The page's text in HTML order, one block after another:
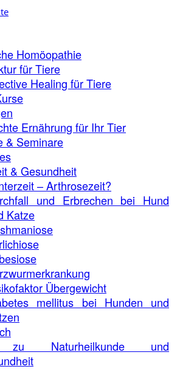
Homöopathie
für Tiere
Healing für Tiere
Ernährung für Ihr Tier
& Seminare
& Gesundheit
– Arthrosezeit?
und Erbrechen bei Hund
Katze
Übergewicht
mellitus bei Hunden und
zu Naturheilkunde und